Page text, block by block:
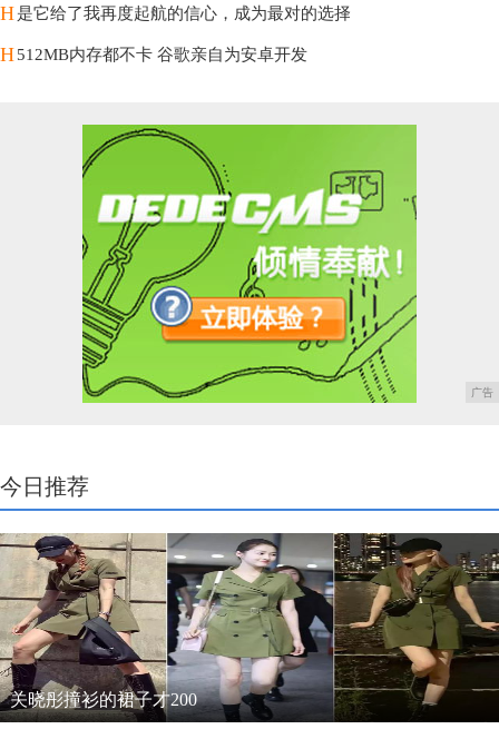
H是它给了我再度起航的信心，成为最对的选择
H512MB内存都不卡 谷歌亲自为安卓开发
广告
今日推荐
关晓彤撞衫的裙子才200